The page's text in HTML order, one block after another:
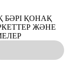
БӘРІ ҚОНАҚ
ЖӘНЕ